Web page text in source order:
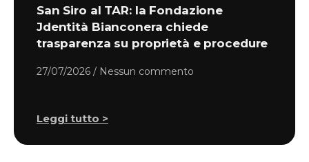
San Siro al TAR: la Fondazione
Jdentità Bianconera chiede
trasparenza su proprietà e procedure
27/07/2026 Nessun commento
Leggi tutto >